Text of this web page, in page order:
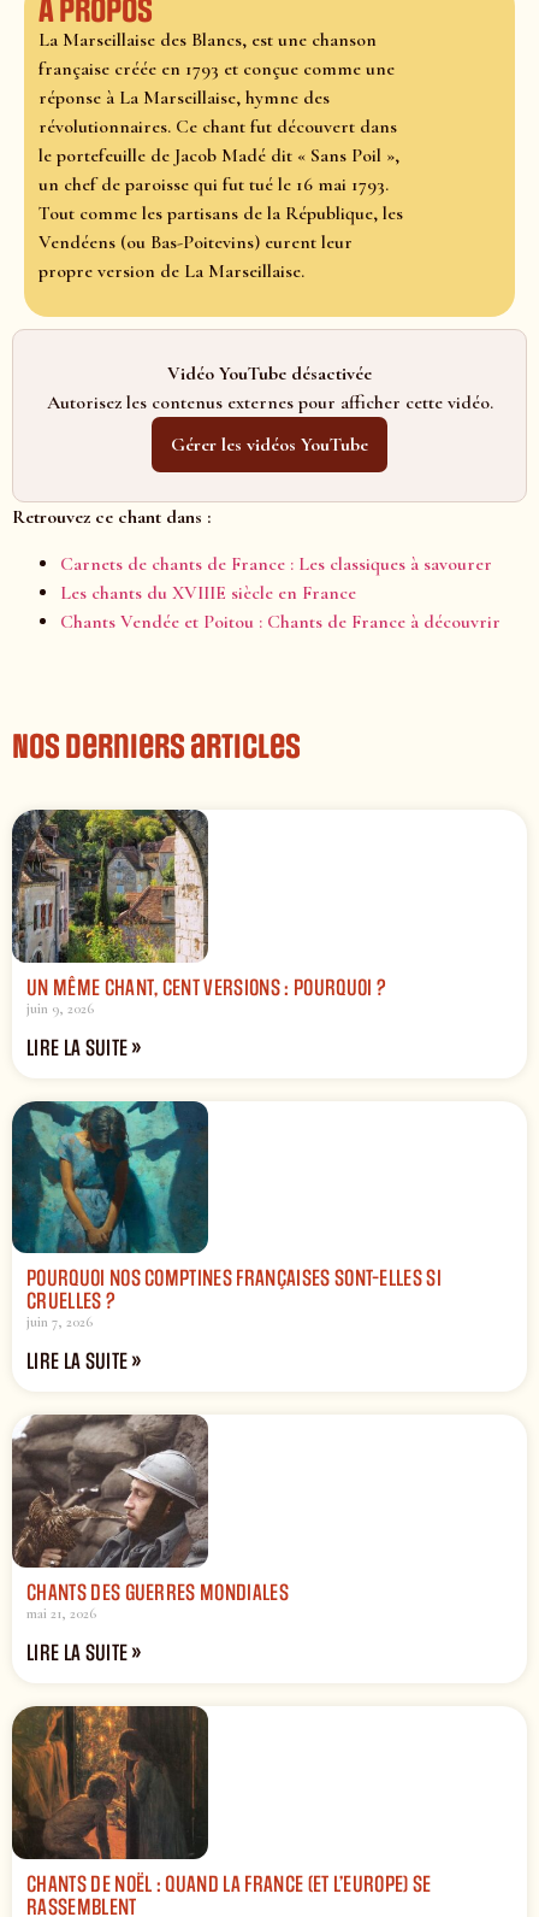
À propos
La Marseillaise des Blancs, est une chanson
française créée en 1793 et conçue comme une
réponse à La Marseillaise, hymne des
révolutionnaires. Ce chant fut découvert dans
le portefeuille de Jacob Madé dit « Sans Poil »,
un chef de paroisse qui fut tué le 16 mai 1793.
Tout comme les partisans de la République, les
Vendéens (ou Bas-Poitevins) eurent leur
propre version de La Marseillaise.
Vidéo YouTube désactivée
Autorisez les contenus externes pour afficher cette vidéo.
Gérer les vidéos YouTube
Retrouvez ce chant dans :
Carnets de chants de France : Les classiques à savourer
Les chants du XVIIIE siècle en France
Chants Vendée et Poitou : Chants de France à découvrir
Nos derniers articles
UN MÊME CHANT, CENT VERSIONS : POURQUOI ?
juin 9, 2026
LIRE LA SUITE »
POURQUOI NOS COMPTINES FRANÇAISES SONT-ELLES SI
CRUELLES ?
juin 7, 2026
LIRE LA SUITE »
CHANTS DES GUERRES MONDIALES
mai 21, 2026
LIRE LA SUITE »
CHANTS DE NOËL : QUAND LA FRANCE (ET L’EUROPE) SE
RASSEMBLENT